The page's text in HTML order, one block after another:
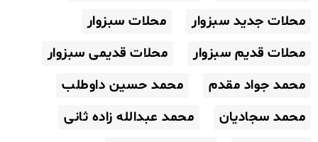
محلات جدید سبزوار
محلات سبزوار
محلات قدیم سبزوار
محلات قدیمی سبزوار
محمد جواد مقدم
محمد حسین داوطلب
محمد سجادیان
محمد عبدالله زاده ثانی